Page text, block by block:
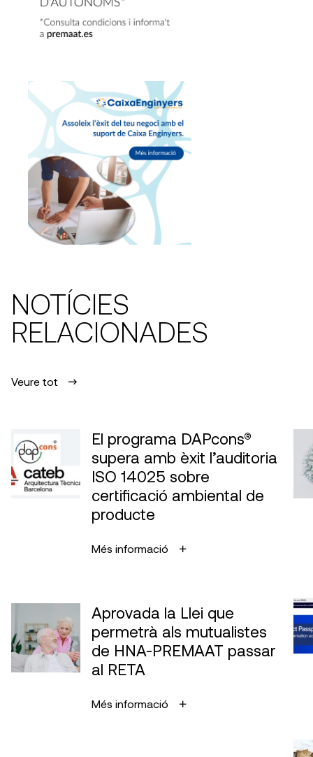
NOTÍCIES
RELACIONADES
Veure tot
El programa DAPcons®
supera amb èxit l’auditoria
ISO 14025 sobre
certificació ambiental de
producte
Més informació
Aprovada la Llei que
permetrà als mutualistes
de HNA-PREMAAT passar
al RETA
Més informació